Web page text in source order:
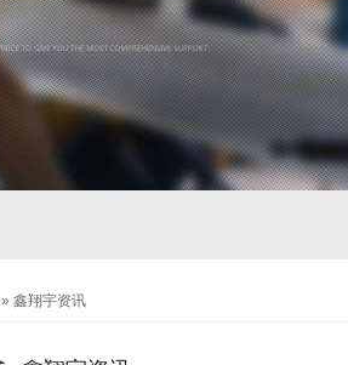
» 鑫翔宇资讯